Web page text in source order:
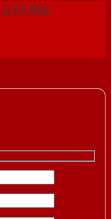
Kệ Bếp